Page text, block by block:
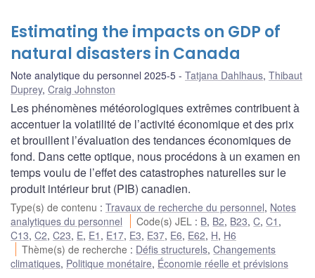
Estimating the impacts on GDP of
natural disasters in Canada
Note analytique du personnel 2025-5 Tatjana Dahlhaus, Thibaut
Duprey, Craig Johnston
Les phénomènes météorologiques extrêmes contribuent à
accentuer la volatilité de l’activité économique et des prix
et brouillent l’évaluation des tendances économiques de
fond. Dans cette optique, nous procédons à un examen en
temps voulu de l’effet des catastrophes naturelles sur le
produit intérieur brut (PIB) canadien.
Type(s) de contenu : Travaux de recherche du personnel, Notes
analytiques du personnel
Code(s) JEL : B, B2, B23,C,C1 ,
C13, C2, C23, E, E1 , E17, E3, E37, E6, E62, H, H6
Thème(s) de recherche : Défis structurels,Changements
climatiques, Politique monétaire, Économie réelle et prévisions